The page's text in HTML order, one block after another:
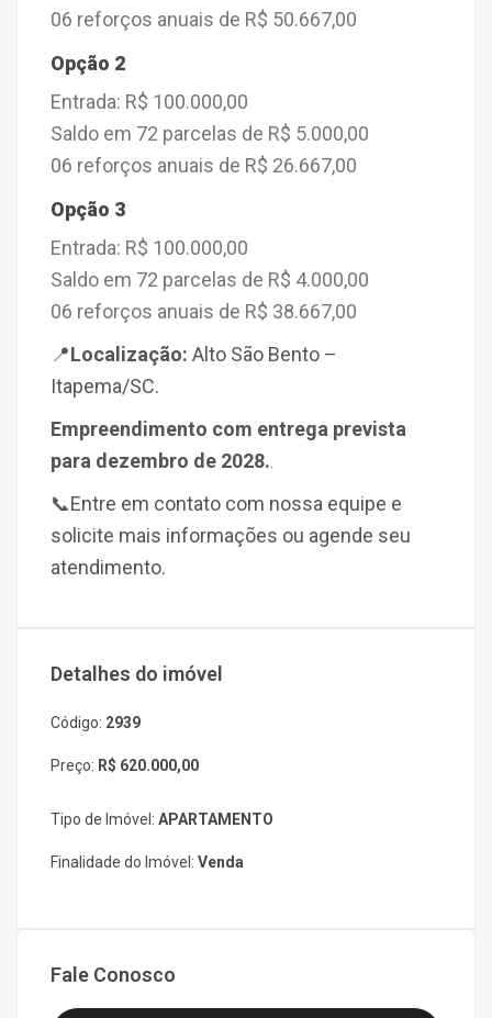
06 reforços anuais de R$ 50.667,00
Opção 2
Entrada: R$ 100.000,00
Saldo em 72 parcelas de R$ 5.000,00
06 reforços anuais de R$ 26.667,00
Opção 3
Entrada: R$ 100.000,00
Saldo em 72 parcelas de R$ 4.000,00
06 reforços anuais de R$ 38.667,00
📍Localização: Alto São Bento –
Itapema/SC.
Empreendimento com entrega prevista
para dezembro de 2028.
📞Entre em contato com nossa equipe e
solicite mais informações ou agende seu
atendimento.
Detalhes do imóvel
Código: 2939
Preço: R$ 620.000,00
Tipo de Imóvel: APARTAMENTO
Finalidade do Imóvel: Venda
Fale Conosco